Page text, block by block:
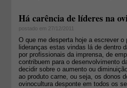
Há carência de líderes na
postado em 27/12/2011
O que me desperta hoje a escrever
lideranças estas vindas lá de dentro
por profissionais da imprensa, de
contribuem para o desenvolvimento
decidir sobre o aumento ou
ao produto carne, ou seja, os donos
ovinocultura desponte em todos os